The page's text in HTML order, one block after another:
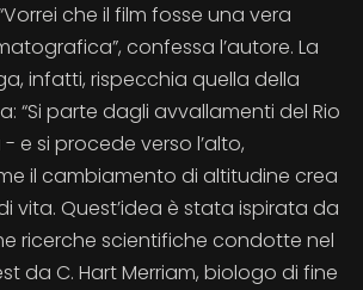
che il film fosse una vera
confessa l’autore. La
infatti, rispecchia quella della
“Si parte dagli avvallamenti del Rio
e si procede verso l’alto,
il cambiamento di altitudine crea
vita. Quest’idea è stata ispirata da
ricerche scientifiche condotte nel
da C. Hart Merriam, biologo di fine